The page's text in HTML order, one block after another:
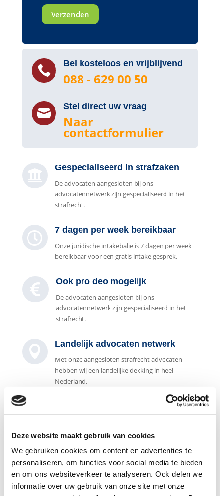
Deze website maakt gebruik van cookies
We gebruiken cookies om content en advertenties te
personaliseren, om functies voor social media te bieden
en om ons websiteverkeer te analyseren. Ook delen we
informatie over uw gebruik van onze site met onze
 Bel kosteloos en vrijblijvend
088 - 629 00 50
 Stel direct uw vraag
Naar
contactformulier
 Gespecialiseerd in strafzaken
De advocaten aangesloten bij ons
advocatennetwerk zijn gespecialiseerd in het
strafrecht.
 7 dagen per week bereikbaar
Onze juridische intakebalie is 7 dagen per week
bereikbaar voor een gratis intake gesprek.
 Ook pro deo mogelijk
De advocaten aangesloten bij ons
advocatennetwerk zijn gespecialiseerd in het
strafrecht.
 Landelijk advocaten netwerk
Met onze aangesloten strafrecht advocaten
hebben wij een landelijke dekking in heel
Nederland.